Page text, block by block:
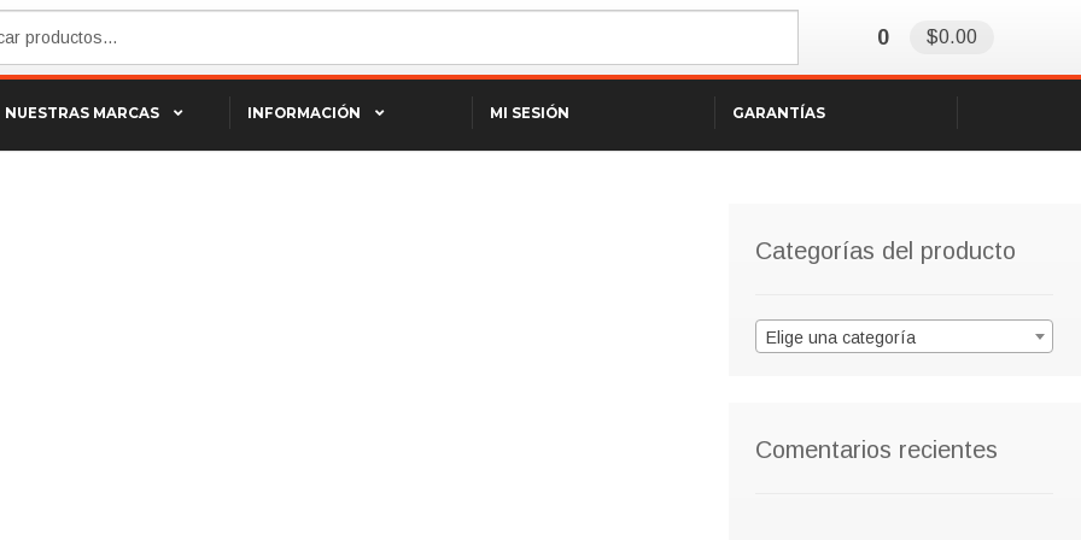
0 $0.00
NUESTRAS MARCAS INFORMACIÓN MI SESIÓN GARANTÍAS
Categorías del producto
Elige una categoría
Comentarios recientes